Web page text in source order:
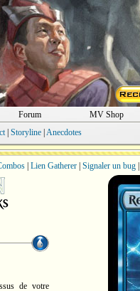
Forum MV Shop
| Storyline| Anecdotes
Lien Gatherer Signaler un bug
de votre